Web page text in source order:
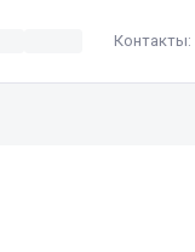
Контакты: